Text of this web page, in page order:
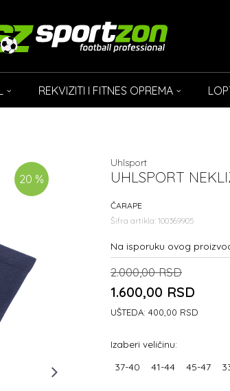
REKVIZITI I FITNES OPREMA
20 %
Uhlsport
UHLSPORT
ČARAPE
Šifra artikla: 100369905
Na isporuku ovog
2.000,00 RSD
1.600,00 RSD
UŠTEDA: 400,00 RSD
Izaberi veličinu:
37-40 41-44 45-47